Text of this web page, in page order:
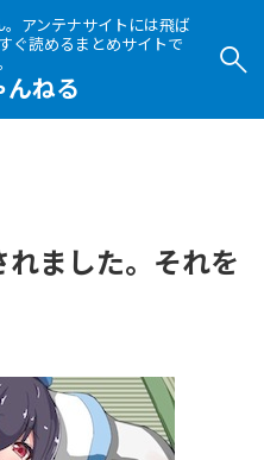
アンテナサイトには飛ば
ぐ読めるまとめサイトで
ねる
ました。それを